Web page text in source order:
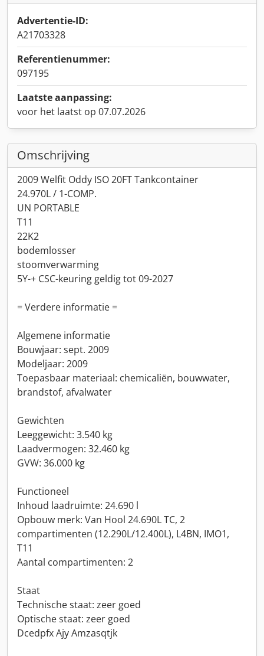
Advertentie-ID:
A21703328
Referentienummer:
097195
Laatste aanpassing:
voor het laatst op 07.07.2026
Omschrijving
2009 Welfit Oddy ISO 20FT Tankcontainer
24.970L / 1-COMP.
UN PORTABLE
T11
22K2
bodemlosser
stoomverwarming
5Y-+ CSC-keuring geldig tot 09-2027
= Verdere informatie =
Algemene informatie
Bouwjaar: sept. 2009
Modeljaar: 2009
Toepasbaar materiaal: chemicaliën, bouwwater,
brandstof, afvalwater
Gewichten
Leeggewicht: 3.540 kg
Laadvermogen: 32.460 kg
GVW: 36.000 kg
Functioneel
Inhoud laadruimte: 24.690 l
Opbouw merk: Van Hool 24.690L TC, 2
compartimenten (12.290L/12.400L), L4BN, IMO1,
T11
Aantal compartimenten: 2
Staat
Technische staat: zeer goed
Optische staat: zeer goed
Dcedpfx Ajy Amzasqtjk